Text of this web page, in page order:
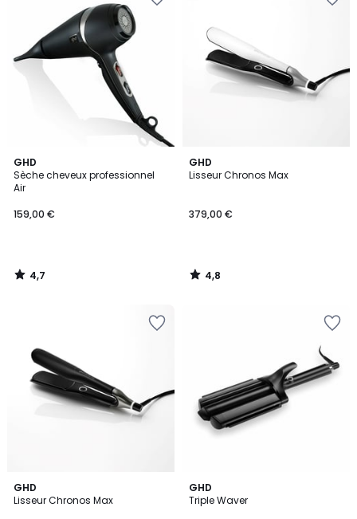
GHD
Sèche cheveux professionnel
Air
159,00 €
4,7
/ 5
4,7
/
GHD
Lisseur Chronos Max
379,00 €
4,8
/ 5
4,8
/
GHD
Lisseur Chronos Max
4,8
/ 5
GHD
Triple Waver
4
/